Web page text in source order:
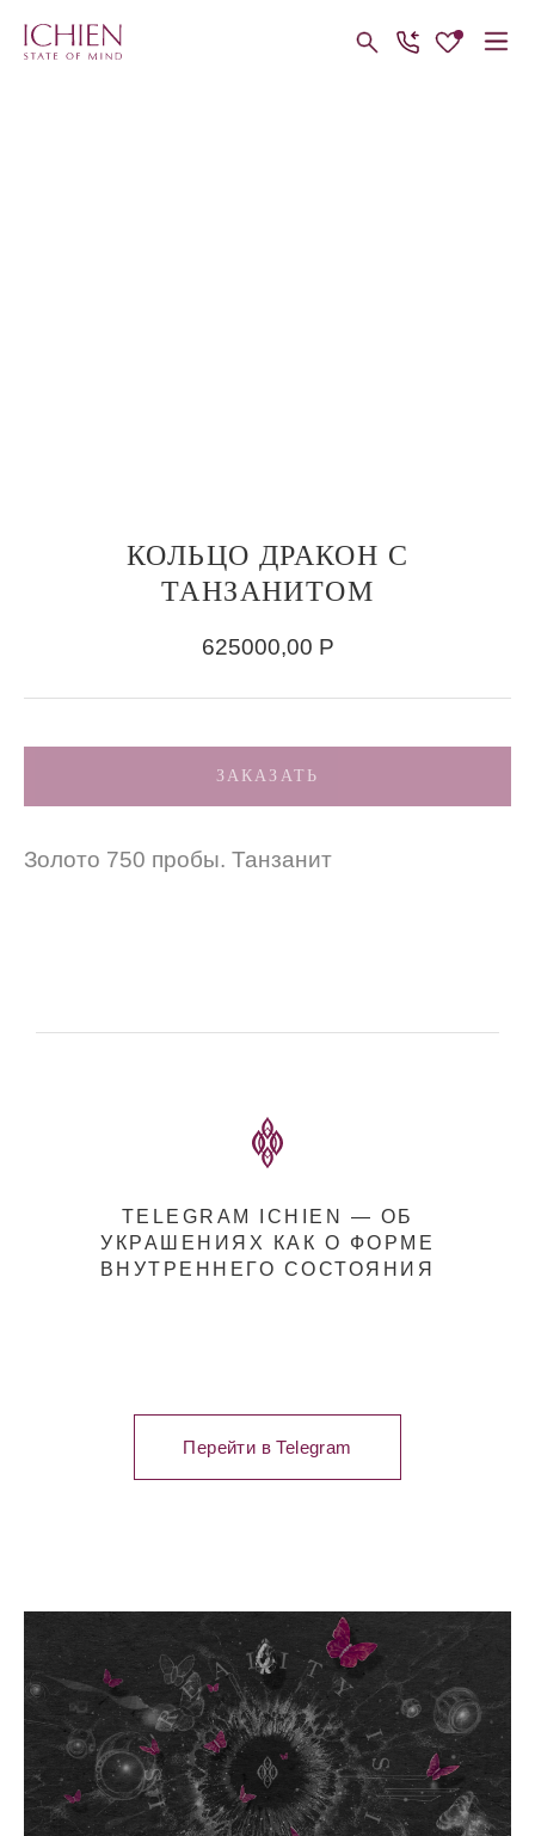
КОЛЬЦО ДРАКОН С
ТАНЗАНИТОМ
625000,00 Р
ЗАКАЗАТЬ
Золото 750 пробы. Танзанит
TELEGRAM ICHIEN — ОБ
УКРАШЕНИЯХ КАК О ФОРМЕ
ВНУТРЕННЕГО СОСТОЯНИЯ
Перейти в Telegram